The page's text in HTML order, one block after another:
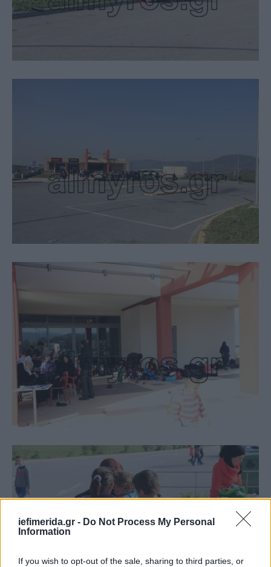
iefimerida.gr - Do Not Process My Personal
Information
If you wish to opt-out of the sale, sharing to third parties, or